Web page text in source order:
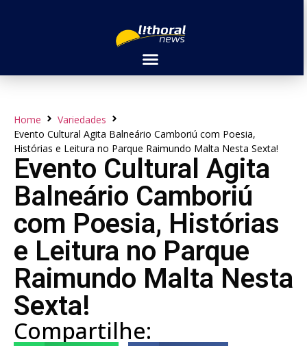
Home
Variedades
Evento Cultural Agita Balneário Camboriú com Poesia,
Histórias e Leitura no Parque Raimundo Malta Nesta Sexta!
Evento Cultural Agita
Balneário Camboriú
com Poesia, Histórias
e Leitura no Parque
Raimundo Malta Nesta
Sexta!
Compartilhe: